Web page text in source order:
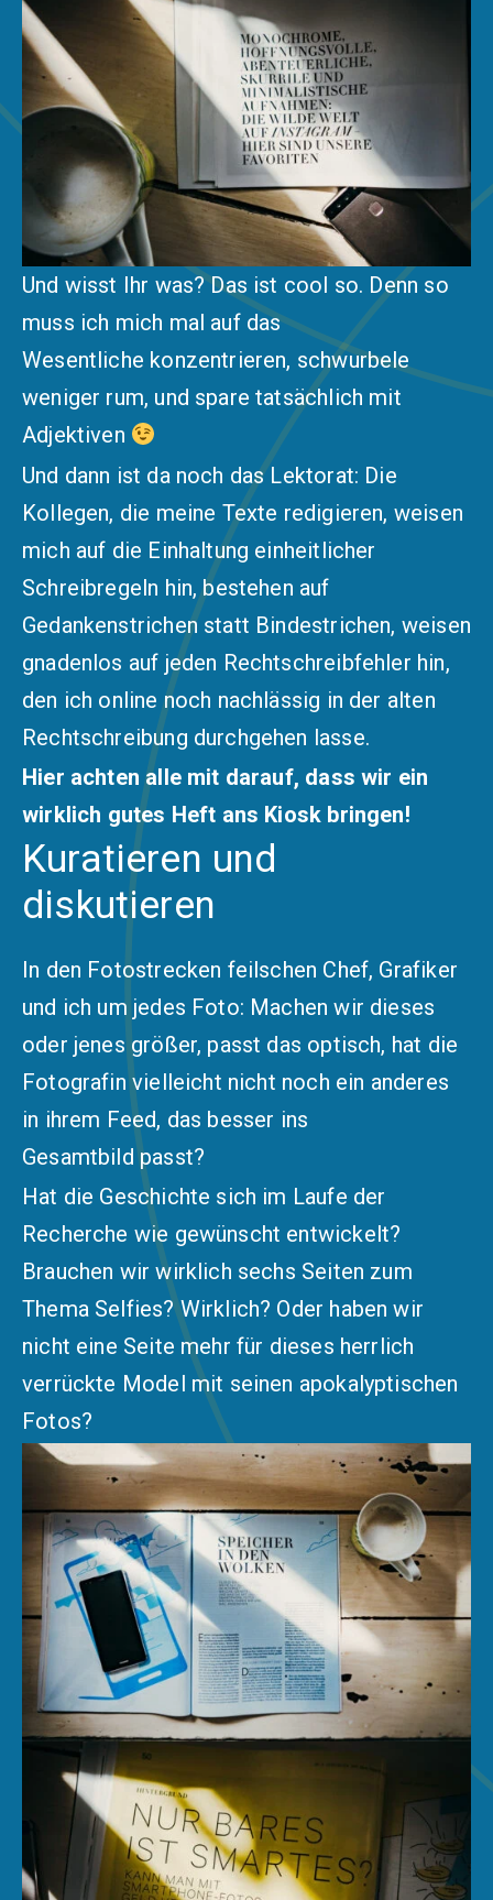
Und wisst Ihr was? Das ist cool so. Denn so
muss ich mich mal auf das
Wesentliche konzentrieren, schwurbele
weniger rum, und spare tatsächlich mit
Adjektiven
Und dann ist da noch das Lektorat: Die
Kollegen, die meine Texte redigieren, weisen
mich auf die Einhaltung einheitlicher
Schreibregeln hin, bestehen auf
Gedankenstrichen statt Bindestrichen, weisen
gnadenlos auf jeden Rechtschreibfehler hin,
den ich online noch nachlässig in der alten
Rechtschreibung durchgehen lasse.
Hier achten alle mit darauf, dass wir ein
wirklich gutes Heft ans Kiosk bringen!
Kuratieren und
diskutieren
In den Fotostrecken feilschen Chef, Grafiker
und ich um jedes Foto: Machen wir dieses
oder jenes größer, passt das optisch, hat die
Fotografin vielleicht nicht noch ein anderes
in ihrem Feed, das besser ins
Gesamtbild passt?
Hat die Geschichte sich im Laufe der
Recherche wie gewünscht entwickelt?
Brauchen wir wirklich sechs Seiten zum
Thema Selfies? Wirklich? Oder haben wir
nicht eine Seite mehr für dieses herrlich
verrückte Model mit seinen apokalyptischen
Fotos?